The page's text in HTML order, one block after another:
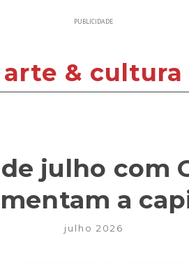
PUBLICIDADE
arte & cultura
julho com
a
julho 2026